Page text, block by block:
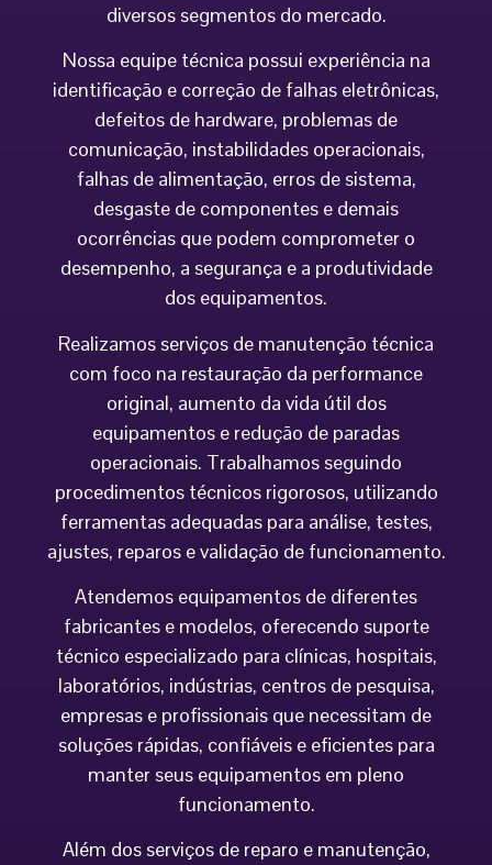
diversos segmentos do mercado.
Nossa equipe técnica possui experiência na
identificação e correção de falhas eletrônicas,
defeitos de hardware, problemas de
comunicação, instabilidades operacionais,
falhas de alimentação, erros de sistema,
desgaste de componentes e demais
ocorrências que podem comprometer o
desempenho, a segurança e a produtividade
dos equipamentos.
Realizamos serviços de manutenção técnica
com foco na restauração da performance
original, aumento da vida útil dos
equipamentos e redução de paradas
operacionais. Trabalhamos seguindo
procedimentos técnicos rigorosos, utilizando
ferramentas adequadas para análise, testes,
ajustes, reparos e validação de funcionamento.
Atendemos equipamentos de diferentes
fabricantes e modelos, oferecendo suporte
técnico especializado para clínicas, hospitais,
laboratórios, indústrias, centros de pesquisa,
empresas e profissionais que necessitam de
soluções rápidas, confiáveis e eficientes para
manter seus equipamentos em pleno
funcionamento.
Além dos serviços de reparo e manutenção,